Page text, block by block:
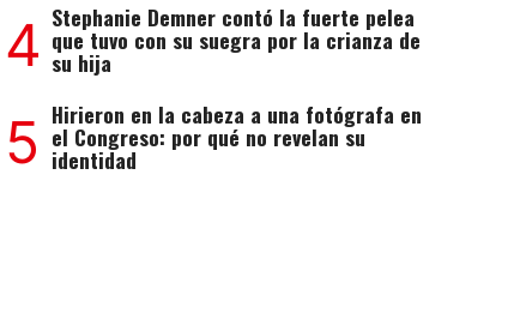
4 Stephanie Demner contó la fuerte pelea
que tuvo con su suegra por la crianza de
su hija
5 Hirieron en la cabeza a una fotógrafa en
el Congreso: por qué no revelan su
identidad